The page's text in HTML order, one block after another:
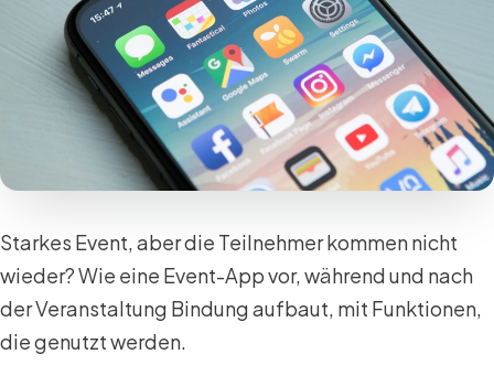
Starkes Event, aber die Teilnehmer kommen nicht
wieder? Wie eine Event-App vor, während und nach
der Veranstaltung Bindung aufbaut, mit Funktionen,
die genutzt werden.